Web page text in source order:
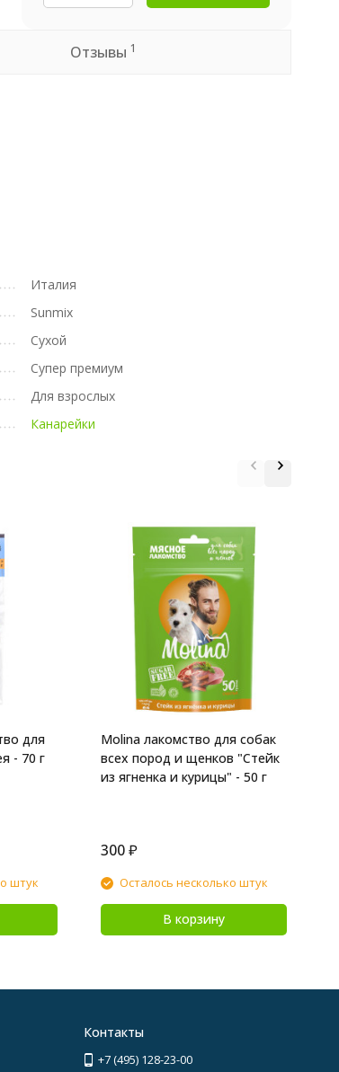
Отзывы 1
Италия
Sunmix
Сухой
Супер премиум
Для взрослых
Канарейки
для
- 70 г
штук
Molina лакомство для собак
всех пород и щенков "Стейк
из ягненка и курицы" - 50 г
300₽
Осталось несколько штук
В корзину
Контакты
+7 (495) 128-23-00